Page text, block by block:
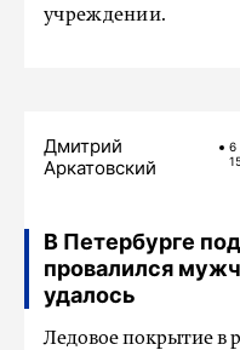
учреждении.
Дмитрий
Аркатовский
6
В Петербурге
провалился
удалось
Ледовое покрытие в